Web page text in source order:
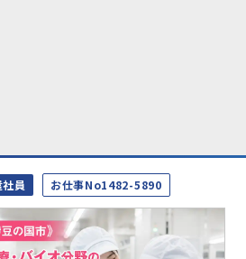
社員 お仕事No1482-5890